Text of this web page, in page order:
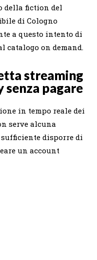
della fiction del
di Cologno
a questo intento di
catalogo on demand.
streaming
pagare
in tempo reale dei
serve alcuna
disporre di
un account